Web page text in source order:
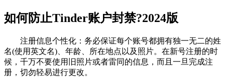
如何防止Tinder账户封禁?2024版
注册信息个性化：务必保证每个账号都拥有独一无二的姓
名(使用英文名)、年龄、所在地点以及照片。在新号注册的时
候，千万不要使用旧照片或者雷同的信息，而且一旦完成注
册，切勿轻易进行更改。